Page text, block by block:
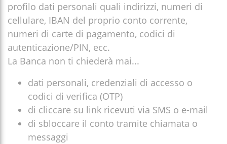
profilo dati personali quali indirizzi, numeri di
cellulare, IBAN del proprio conto corrente,
numeri di carte di pagamento, codici di
autenticazione/PIN, ecc.
La Banca non ti chiederà mai...
dati personali, credenziali di accesso o
codici di verifica (OTP)
di cliccare su link ricevuti via SMS o e-mail
di sbloccare il conto tramite chiamata o
messaggi